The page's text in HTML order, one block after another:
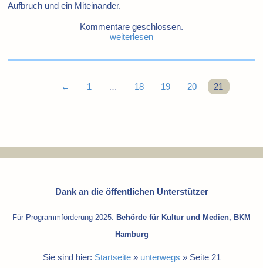
Aufbruch und ein Miteinander.
Kommentare geschlossen.
weiterlesen
← 1 … 18 19 20 21
Dank an die öffentlichen Unterstützer
Für Programmförderung 2025: Behörde für Kultur und Medien, BKM
Hamburg
Sie sind hier: Startseite» unterwegs » Seite 21